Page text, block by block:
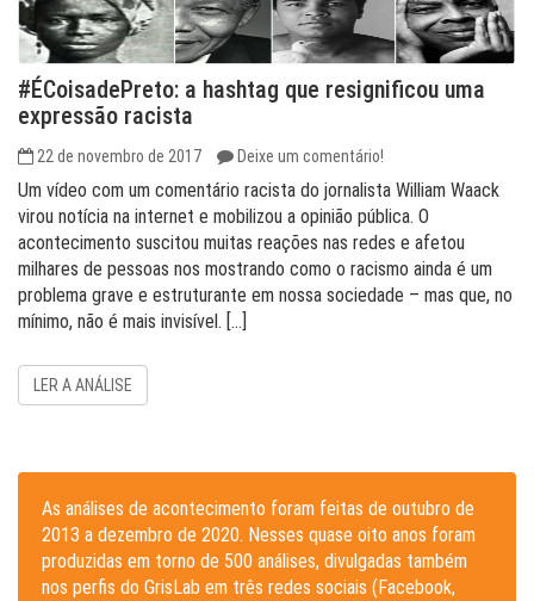
#ÉCoisadePreto: a hashtag que resignificou uma
expressão racista
22 de novembro de 2017 Deixe um comentário!
Um vídeo com um comentário racista do jornalista William Waack
virou notícia na internet e mobilizou a opinião pública. O
acontecimento suscitou muitas reações nas redes e afetou
milhares de pessoas nos mostrando como o racismo ainda é um
problema grave e estruturante em nossa sociedade – mas que, no
mínimo, não é mais invisível. […]
LER A ANÁLISE
As análises de acontecimento foram feitas de outubro de
2013 a dezembro de 2020. Nesses quase oito anos foram
produzidas em torno de 500 análises, divulgadas também
nos perfis do GrisLab em três redes sociais (Facebook,